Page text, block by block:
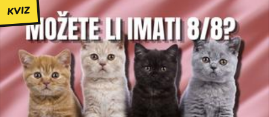
KVIZ